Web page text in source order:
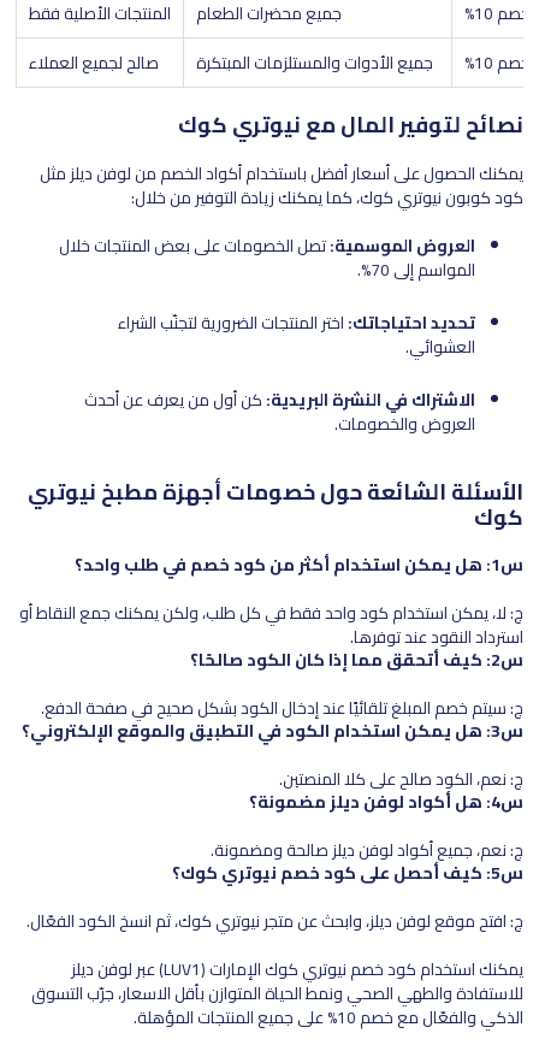
خصم 10%
جميع محضرات الطعام
المنتجات الأصلية فقط
خصم 10%
جميع الأدوات والمستلزمات المبتكرة صالح لجميع العملاء
نصائح لتوفير المال مع نيوتري كوك
يمكنك الحصول على أسعار أفضل باستخدام أكواد الخصم من لوفن ديلز مثل
كود كوبون نيوتري كوك، كما يمكنك زيادة التوفير من خلال:
العروض الموسمية:تصل الخصومات على بعض المنتجات خلال
المواسم إلى 70%.
تحديد احتياجاتك:اختر المنتجات الضرورية لتجنّب الشراء
العشوائي.
الاشتراك في النشرة البريدية:كن أول من يعرف عن أحدث
العروض والخصومات.
الأسئلة الشائعة حول خصومات أجهزة مطبخ نيوتري
كوك
س1: هل يمكن استخدام أكثر من كود خصم في طلب واحد؟
ج: لا، يمكن استخدام كود واحد فقط في كل طلب، ولكن يمكنك جمع النقاط أو
استرداد النقود عند توفرها.
س2: كيف أتحقق مما إذا كان الكود صالحًا؟
ج: سيتم خصم المبلغ تلقائيًا عند إدخال الكود بشكل صحيح في صفحة الدفع.
س3: هل يمكن استخدام الكود في التطبيق والموقع الإلكتروني؟
ج: نعم، الكود صالح على كلا المنصتين.
س4: هل أكواد لوفن ديلز مضمونة؟
ج: نعم، جميع أكواد لوفن ديلز صالحة ومضمونة.
س5: كيف أحصل على كود خصم نيوتري كوك؟
ج: افتح موقع لوفن ديلز، وابحث عن متجر نيوتري كوك، ثم انسخ الكود الفعّال.
يمكنك استخدام كود خصم نيوتري كوك الإمارات (LUV1) عبر لوفن ديلز
للاستفادة والطهي الصحي ونمط الحياة المتوازن بأقل الاسعار، جرّب التسوق
الذكي والفعّال مع خصم 10% على جميع المنتجات المؤهلة.